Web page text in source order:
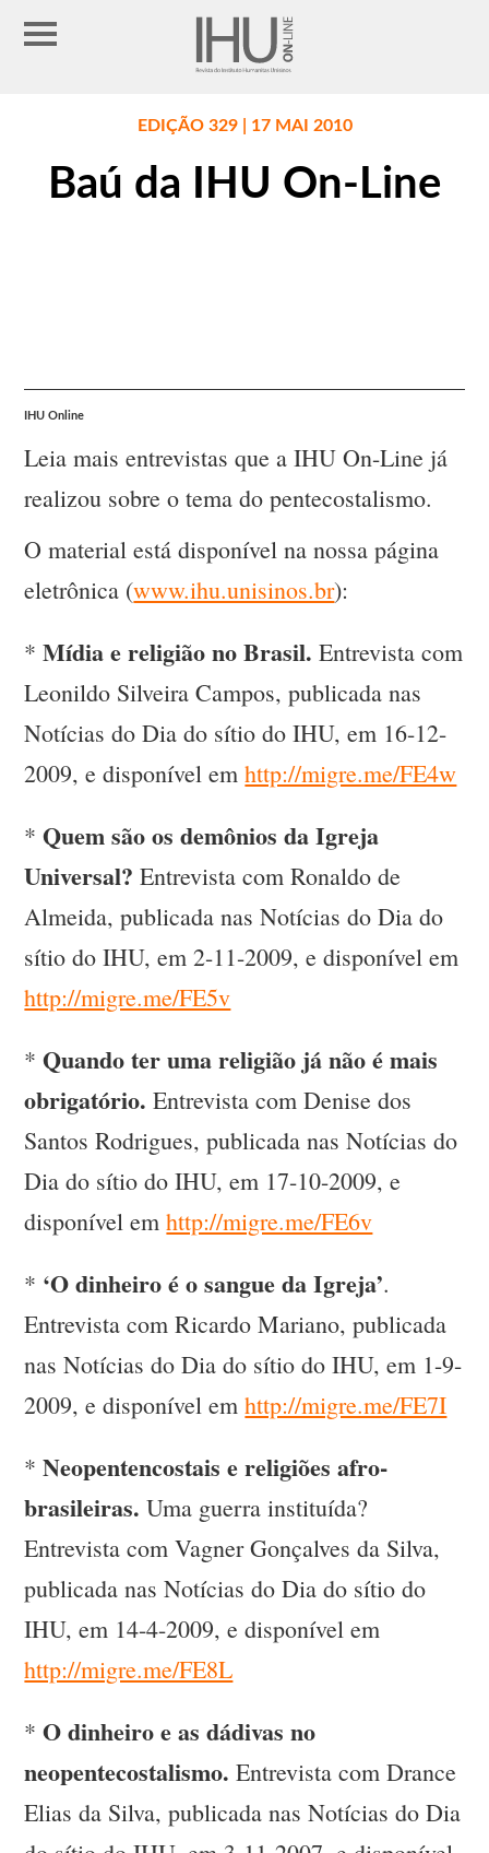
EDIÇÃO 329 | 17 MAI 2010
Baú da IHU On-Line
IHU Online
Leia mais entrevistas que a IHU On-Line já
realizou sobre o tema do pentecostalismo.
O material está disponível na nossa página
eletrônica (www.ihu.unisinos.br):
*Mídia e religião no Brasil. Entrevista com
Leonildo Silveira Campos, publicada nas
Notícias do Dia do sítio do IHU, em 16-12-
2009, e disponível emhttp://migre.me/FE4w
*Quem são os demônios da Igreja
Universal? Entrevista com Ronaldo de
Almeida, publicada nas Notícias do Dia do
sítio do IHU, em 2-11-2009, e disponível em
http://migre.me/FE5v
*Quando ter uma religião já não é mais
obrigatório. Entrevista com Denise dos
Santos Rodrigues, publicada nas Notícias do
Dia do sítio do IHU, em 17-10-2009, e
disponível emhttp://migre.me/FE6v
* ‘O dinheiro é o sangue da Igreja’.
Entrevista com Ricardo Mariano, publicada
nas Notícias do Dia do sítio do IHU, em 1-9-
2009, e disponível emhttp://migre.me/FE7I
*Neopentencostais e religiões afro-
brasileiras.Uma guerra instituída?
Entrevista com Vagner Gonçalves da Silva,
publicada nas Notícias do Dia do sítio do
IHU, em 14-4-2009, e disponível em
http://migre.me/FE8L
*O dinheiro e as dádivas no
neopentecostalismo. Entrevista com Drance
Elias da Silva, publicada nas Notícias do Dia